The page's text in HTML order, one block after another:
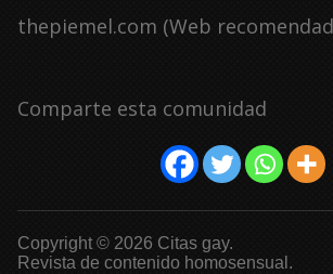
thepiemel.com (Web
Comparte esta comunidad
Copyright © 2026 Citas gay.
Revista de contenido homosensual.